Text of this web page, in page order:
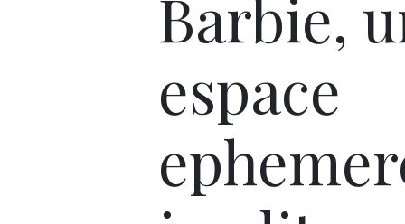
Barbie,
espace